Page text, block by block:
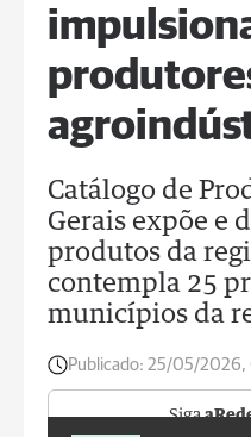
Catálogo de
Gerais expõe e
produtos da
contempla 25
municípios da
Publicado: 25/05/2026,
Siga